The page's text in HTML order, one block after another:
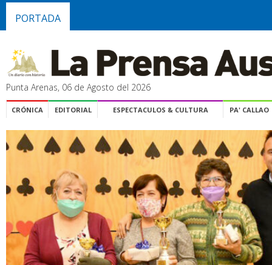
PORTADA
Punta Arenas, 06 de Agosto del 2026
CRÓNICA EDITORIAL ESPECTACULOS & CULTURA PA' CALLAO